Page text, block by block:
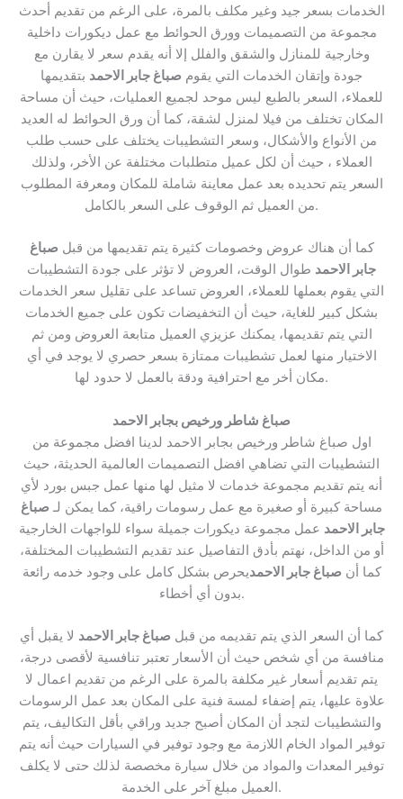
الخدمات بسعر جيد وغير مكلف بالمرة، على الرغم من تقديم أحدث
مجموعة من التصميمات وورق الحوائط مع عمل ديكورات داخلية
وخارجية للمنازل والشقق والفلل إلا أنه يقدم سعر لا يقارن مع
جودة وإتقان الخدمات التي يقوم صباغ جابر الاحمد بتقديمها
للعملاء، السعر بالطبع ليس موحد لجميع العمليات، حيث أن مساحة
المكان تختلف من فيلا لمنزل لشقة، كما أن ورق الحوائط له العديد
من الأنواع والأشكال، وسعر التشطيبات يختلف على حسب طلب
العملاء ، حيث أن لكل عميل متطلبات مختلفة عن الأخر، ولذلك
السعر يتم تحديده بعد عمل معاينة شاملة للمكان ومعرفة المطلوب
من العميل ثم الوقوف على السعر بالكامل.
كما أن هناك عروض وخصومات كثيرة يتم تقديمها من قبل صباغ
جابر الاحمد طوال الوقت، العروض لا تؤثر على جودة التشطيبات
التي يقوم بعملها للعملاء، العروض تساعد على تقليل سعر الخدمات
بشكل كبير للغاية، حيث أن التخفيضات تكون على جميع الخدمات
التي يتم تقديمها، يمكنك عزيزي العميل متابعة العروض ومن ثم
الاختيار منها لعمل تشطيبات ممتازة بسعر حصري لا يوجد في أي
مكان أخر مع احترافية ودقة بالعمل لا حدود لها.
صباغ شاطر ورخيص بجابر الاحمد
اول صباغ شاطر ورخيص بجابر الاحمد لدينا افضل مجموعة من
التشطيبات التي تضاهي افضل التصميمات العالمية الحديثة، حيث
أنه يتم تقديم مجموعة خدمات لا مثيل لها منها عمل جبس بورد لأي
مساحة كبيرة أو صغيرة مع عمل رسومات راقية، كما يمكن لـ صباغ
جابر الاحمد عمل مجموعة ديكورات جميلة سواء للواجهات الخارجية
أو من الداخل، نهتم بأدق التفاصيل عند تقديم التشطيبات المختلفة،
كما أن صباغ جابر الاحمديحرص بشكل كامل على وجود خدمه رائعة
بدون أي أخطاء.
كما أن السعر الذي يتم تقديمه من قبل صباغ جابر الاحمد لا يقبل أي
منافسة من أي شخص حيث أن الأسعار تعتبر تنافسية لأقصى درجة،
يتم تقديم أسعار غير مكلفة بالمرة على الرغم من تقديم اعمال لا
علاوة عليها، يتم إضفاء لمسة فنية على المكان بعد عمل الرسومات
والتشطيبات لتجد أن المكان أصبح جديد وراقي بأقل التكاليف، يتم
توفير المواد الخام اللازمة مع وجود توفير في السيارات حيث أنه يتم
توفير المعدات والمواد من خلال سيارة مخصصة لذلك حتى لا يكلف
العميل مبلغ آخر على الخدمة.